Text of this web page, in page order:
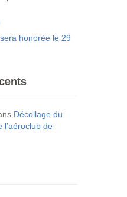
honorée le 29
Décollage du
l’aéroclub de